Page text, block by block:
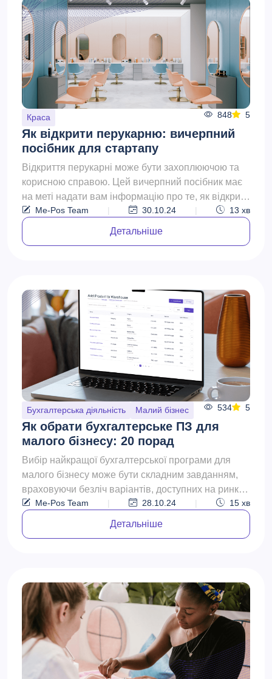
Краса 848 5
Як відкрити перукарню: вичерпний
посібник для стартапу
Відкриття перукарні може бути захоплюючою та
корисною справою. Цей вичерпний посібник має
на меті надати вам інформацію про те, як відкрити
перукарню,...
Me-Pos Team | 30.10.24 | 13 хв
Детальніше
Бухгалтерська діяльність Малий бізнес 534 5
Як обрати бухгалтерське ПЗ для
малого бізнесу: 20 порад
Вибір найкращої бухгалтерської програми для
малого бізнесу може бути складним завданням,
враховуючи безліч варіантів, доступних на ринку.
Правильно пі...
Me-Pos Team | 28.10.24 | 15 хв
Детальніше